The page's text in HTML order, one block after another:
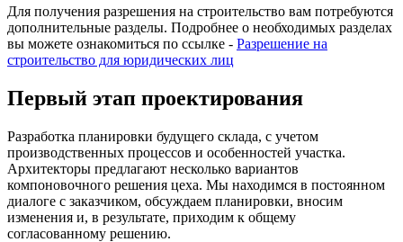
Для получения разрешения на строительство вам потребуются
дополнительные разделы. Подробнее о необходимых разделах
вы можете ознакомиться по ссылке - Разрешение на
строительство для юридических лиц
Первый этап проектирования
Разработка планировки будущего склада, с учетом
производственных процессов и особенностей участка.
Архитекторы предлагают несколько вариантов
компоновочного решения цеха. Мы находимся в постоянном
диалоге с заказчиком, обсуждаем планировки, вносим
изменения и, в результате, приходим к общему
согласованному решению.